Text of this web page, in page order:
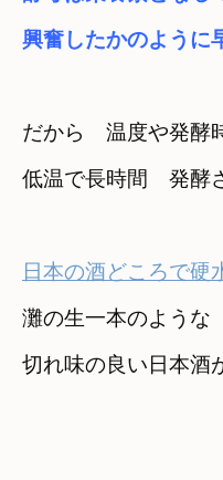
興奮したかのように
だから　温度や発酵
低温で長時間　発酵
日本の酒どころで硬
灘の生一本のような
切れ味の良い日本酒